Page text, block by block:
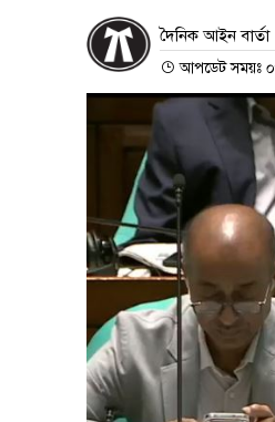
দৈনিক আইন বার্তা
আপডেট সময়ঃ